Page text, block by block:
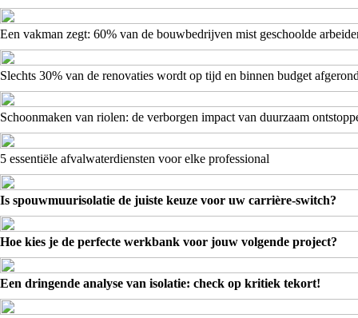
Een vakman zegt: 60% van de bouwbedrijven mist geschoolde
Slechts 30% van de renovaties wordt op tijd en binnen budget afgerond
Schoonmaken van riolen: de verborgen impact van duurzaam
5 essentiële afvalwaterdiensten voor elke professional
Is spouwmuurisolatie de juiste keuze voor uw carrière-switch?
Hoe kies je de perfecte werkbank voor jouw volgende project?
Een dringende analyse van isolatie: check op kritiek tekort!